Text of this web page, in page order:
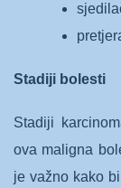
Stadiji bolesti
Stadiji
ova maligna
je važno kako